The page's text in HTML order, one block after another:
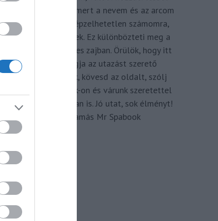
megkomponálva, mert a nevem és az arcom
adom hozzá. Elképzelhetetlen számomra,
hogy ne így tegyek. Ez különbözteti meg a
Spabook-ot a netes zajban. Örülök, hogy itt
vagy, légy tagja az utazást szerető
Közösségünknek, kövesd az oldalt, szólj
hozzá a Facebook-on és várunk szeretettel
zárt csoportunkban is. Jó utat, sok élményt!
Kassay Tamás Mr Spabook